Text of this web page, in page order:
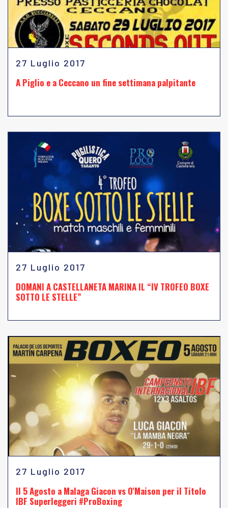
27 Luglio 2017
A Piglio e a Ceccano un fine settimana palpitante
27 Luglio 2017
DOMANI A CASTELLANETA MARINA IL “IV TROFEO BOXE
SOTTO LE STELLE”
27 Luglio 2017
Il 5 Agosto a Malaga Giacon vs O'Maison per il Titolo
IBF Superleggeri #ProBoxing